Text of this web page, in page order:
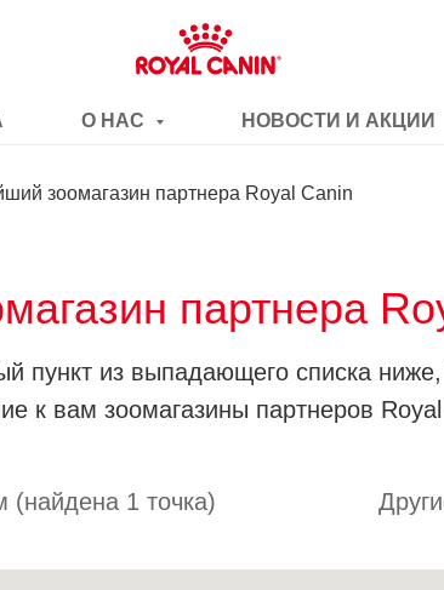
О НАС НОВОСТИ И АКЦИИ
зоомагазин партнера Royal Canin
партнера
пункт из выпадающего списка ниже,
к вам зоомагазины партнеров
(найдена 1 точка)